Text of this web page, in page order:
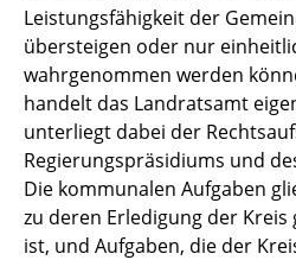
Leistungsfähigkeit der
übersteigen oder nur
wahrgenommen werden
handelt das Landratsamt
unterliegt dabei der
Regierungspräsidiums und
Die kommunalen Aufgaben
zu deren Erledigung der
ist, und Aufgaben, die der